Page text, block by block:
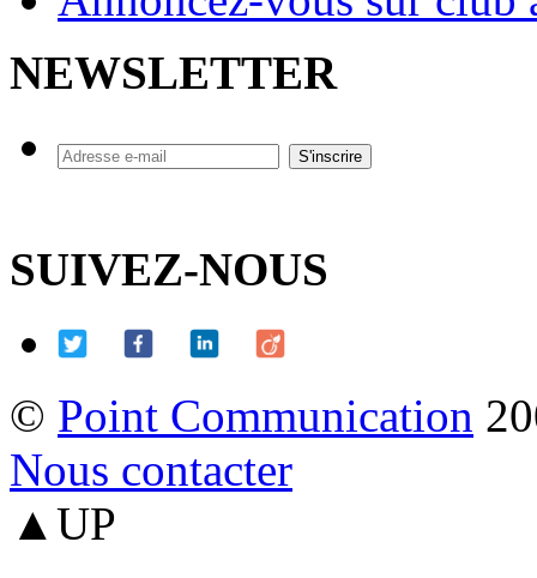
NEWSLETTER
SUIVEZ-NOUS
© Point Communication
Nous contacter
▲UP